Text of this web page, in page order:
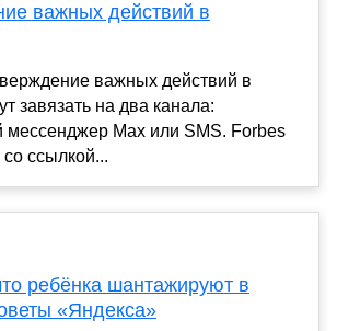
важных действий в
важных действий в
завязать на два канала:
мессенджер Max или SMS. Forbes
ссылкой...
ребёнка шантажируют в
«Яндекса»